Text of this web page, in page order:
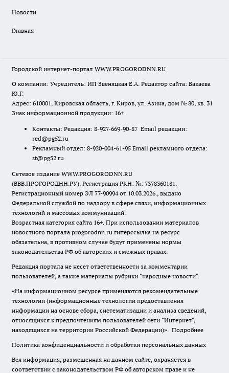
Новости
Главная
Городской интернет-портал WWW.PROGORODNN.RU
О компании: Учредитель: ИП Звеняцкая Е.А. Редактор сайта: Бакаева
Ю.Г.
Адрес: 610001, Кировская область, г. Киров, ул. Азина, дом № 80, кв. 31
Знак информационной продукции: 16+
Контакты: Редакция: 8-927-669-90-87 Email редакции:
red@pg52.ru
Рекламный отдел: 8-920-004-61-95 Email рекламного отдела:
st@pg52.ru
Сетевое издание WWW.PROGORODNN.RU
(ВВВ.ПРОГОРОДНН.РУ). Регистрация РКН: №: 7378360181.
Регистрационный номер ЭЛ 77-90994 от 10.03.2026., выдано
Федеральной службой по надзору в сфере связи, информационных
технологий и массовых коммуникаций.
Возрастная категория сайта 16+. При использовании материалов
новостного портала progorodnn.ru гиперссылка на ресурс
обязательна, в противном случае будут применены нормы
законодательства РФ об авторских и смежных правах.
Редакция портала не несет ответственности за комментарии
пользователей, а также материалы рубрики "народные новости".
«На информационном ресурсе применяются рекомендательные
технологии (информационные технологии предоставления
информации на основе сбора, систематизации и анализа сведений,
относящихся к предпочтениям пользователей сети "Интернет",
находящихся на территории Российской Федерации)». Подробнее
Политика конфиденциальности и обработки персональных данных
Вся информация, размещенная на данном сайте, охраняется в
соответствии с законодательством РФ об авторском праве и не